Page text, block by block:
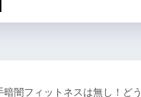
暗闇フィットネスは無し！どう